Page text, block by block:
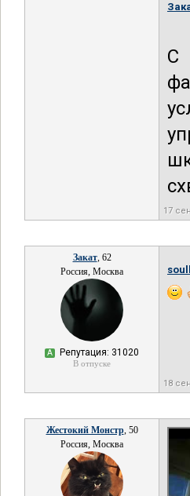
С
17
Закат, 62
Россия, Москва
А Репутация: 31020
В отпуске
18
Жестокий Монстр, 50
Россия, Москва